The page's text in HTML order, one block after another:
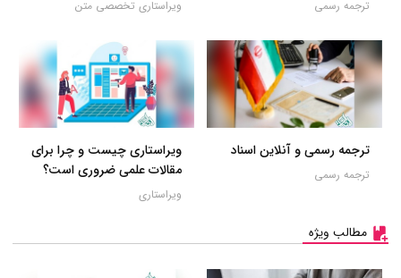
ترجمه رسمی ویراستاری تخصصی متن
ترجمه رسمی و آنلاین اسناد
ترجمه رسمی
ویراستاری چیست و چرا برای
مقالات علمی ضروری است؟
ویراستاری
مطالب ویژه